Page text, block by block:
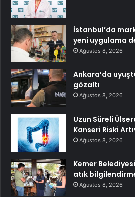
İstanbul’da
yeni uygulama
Ağustos 8, 2026
Ankara’da
gözaltı
Ağustos 8, 2026
Uzun Süreli
Kanseri Riski
Ağustos 8, 2026
Kemer
atık
Ağustos 8, 2026